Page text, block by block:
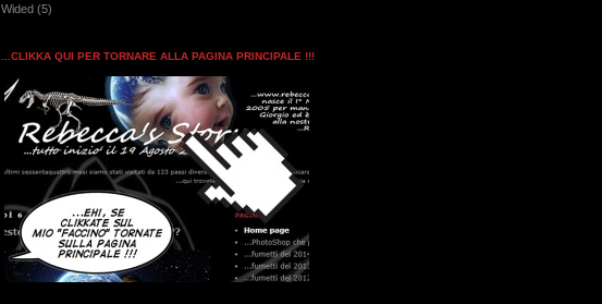
Wided (5)
...CLIKKA QUI PER TORNARE ALLA PAGINA PRINCIPALE !!!